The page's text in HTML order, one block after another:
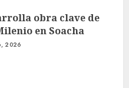
obra clave de
en Soacha
2026